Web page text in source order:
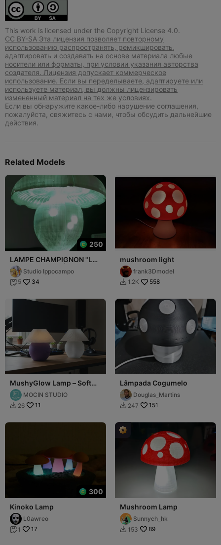
This work is licensed under the Copyright License 4.0.
CC BY-SA Эта лицензия позволяет повторному
использованию распространять, ремикшировать,
адаптировать и создавать на основе материала любые
носители или форматы, при условии указания авторства
создателя. Лицензия допускает коммерческое
использование. Если вы переделываете, адаптируете или
используете материал, вы должны лицензировать
измененный материал на тех же условиях.
Если вы обнаружите какое-либо нарушение соглашения,
пожалуйста, свяжитесь с нами, чтобы обсудить дальнейшие
действия.
Related Models
250
LAMPE CHAMPIGNON "LE
BOLET BLANCHÂTRE" -
MUSHROOM LAMP
Studio Ippocampo
 5 34
mushroom light
frank3Dmodel
 1.2K 558
MushyGlow Lamp – Soft
Light, Gentle Mood
MOCIN STUDIO
 26 11
Lâmpada Cogumelo
Douglas_Martins
 247 151
300
Kinoko Lamp
L0awreo
 1 17
Mushroom Lamp
Sunnych_hk
 153 89